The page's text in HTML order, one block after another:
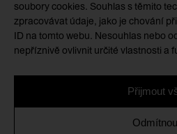
soubory cookies. Souhlas s těmito
zpracovávat údaje, jako je chování
ID na tomto webu. Nesouhlas nebo
nepříznivě ovlivnit určité vlastnosti a
Přijmout
GMU je příspěvkovou organizací
Královéhradeckým krajem
Zásady